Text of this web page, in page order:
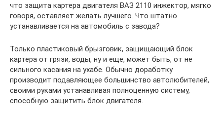
что защита картера двигателя ВАЗ 2110 инжектор, мягко
говоря, оставляет желать лучшего. Что штатно
устанавливается на автомобиль с завода?
Только пластиковый брызговик, защищающий блок
картера от грязи, воды, ну и еще, может быть, от не
сильного касания на ухабе. Обычно доработку
производит подавляющее большинство автолюбителей,
своими руками устанавливая полноценную систему,
способную защитить блок двигателя.